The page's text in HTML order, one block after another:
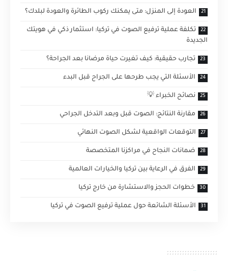
العودة إلى المنزل: متى يمكنك ركوب الطائرة والعودة لبلدك؟
تكلفة عملية ترفيع الصوت في تركيا: استثمار ذكي في هويتك
الجديدة
تجارب حقيقية: كيف تغيرت حياة مرضانا بعد الجراحة؟
الأسئلة التي يجب طرحها على الجراح قبل البدء
نصائح الخبراء 💡
مقارنة النتائج: الصوت قبل وبعد التدخل الجراحي
التوقعات الواقعية لشكل الصوت النهائي
ضمانات النجاح في مراكزنا المتخصصة
الفرق في الرعاية بين تركيا والخيارات العالمية
خطوات الحجز والاستشارة من خارج تركيا
الأسئلة الشائعة حول عملية ترفيع الصوت في تركيا